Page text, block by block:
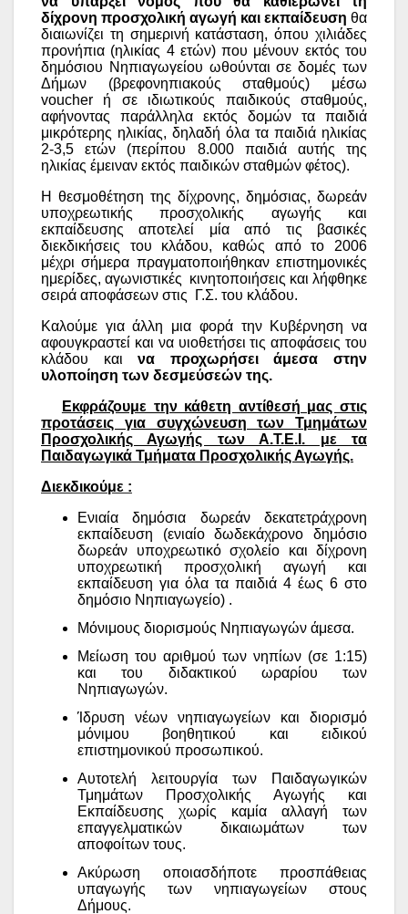
δίχρονη προσχολική αγωγή και εκπαίδευση θα
διαιωνίζει τη σημερινή κατάσταση, όπου χιλιάδες
προνήπια (ηλικίας 4 ετών) που μένουν εκτός του
δημόσιου Νηπιαγωγείου ωθούνται σε δομές των
Δήμων (βρεφονηπιακούς σταθμούς) μέσω
voucher ή σε ιδιωτικούς παιδικούς σταθμούς,
αφήνοντας παράλληλα εκτός δομών τα παιδιά
μικρότερης ηλικίας, δηλαδή όλα τα παιδιά ηλικίας
2-3,5 ετών (περίπου 8.000 παιδιά αυτής της
ηλικίας έμειναν εκτός παιδικών σταθμών φέτος).
Η θεσμοθέτηση της δίχρονης, δημόσιας, δωρεάν
υποχρεωτικής προσχολικής αγωγής και
εκπαίδευσης αποτελεί μία από τις βασικές
διεκδικήσεις του κλάδου, καθώς από το 2006
μέχρι σήμερα πραγματοποιήθηκαν επιστημονικές
ημερίδες, αγωνιστικές κινητοποιήσεις και λήφθηκε
σειρά αποφάσεων στις Γ.Σ. του κλάδου.
Καλούμε για άλλη μια φορά την Κυβέρνηση να
αφουγκραστεί και να υιοθετήσει τις αποφάσεις του
κλάδου καινα προχωρήσει άμεσα στην
υλοποίηση των δεσμεύσεών της.
Εκφράζουμε την κάθετη αντίθεσή μας στις
προτάσεις για συγχώνευση των Τμημάτων
Προσχολικής Αγωγής των Α.Τ.Ε.Ι. με τα
Παιδαγωγικά Τμήματα Προσχολικής Αγωγής.
Διεκδικούμε :
Ενιαία δημόσια δωρεάν δεκατετράχρονη
εκπαίδευση (ενιαίο δωδεκάχρονο δημόσιο
δωρεάν υποχρεωτικό σχολείο και δίχρονη
υποχρεωτική προσχολική αγωγή και
εκπαίδευση για όλα τα παιδιά 4 έως 6 στο
δημόσιο Νηπιαγωγείο) .
Μόνιμους διορισμούς Νηπιαγωγών άμεσα.
Μείωση του αριθμού των νηπίων (σε 1:15)
και του διδακτικού ωραρίου των
Νηπιαγωγών.
Ίδρυση νέων νηπιαγωγείων και διορισμό
μόνιμου βοηθητικού και ειδικού
επιστημονικού προσωπικού.
Αυτοτελή λειτουργία των Παιδαγωγικών
Τμημάτων Προσχολικής Αγωγής και
Εκπαίδευσης χωρίς καμία αλλαγή των
επαγγελματικών δικαιωμάτων των
αποφοίτων τους.
Ακύρωση οποιασδήποτε προσπάθειας
υπαγωγής των νηπιαγωγείων στους
Δήμους.